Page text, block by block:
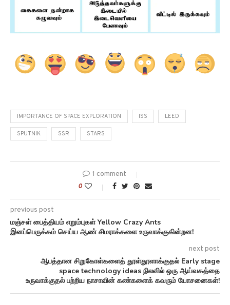
IMPORTANCE OF SPACE EXPLORATION ISS LEED
SPUTNIK SSR STARS
1 comment
0
previous post
மஞ்சள் பைத்தியம் எறும்புகள் Yellow Crazy Ants
இனப்பெருக்கம் செய்ய ஆண் சிமராக்களை உருவாக்குகின்றன!
next post
ஆபத்தான சிறுகோள்களைத் தூள்தூளாக்குதல் Early stage
space technology ideas நிலவில் ஒரு ஆய்வகத்தை
உருவாக்குதல் பற்றிய நாசாவின் கண்களைக் கவரும் யோசனைகள்!